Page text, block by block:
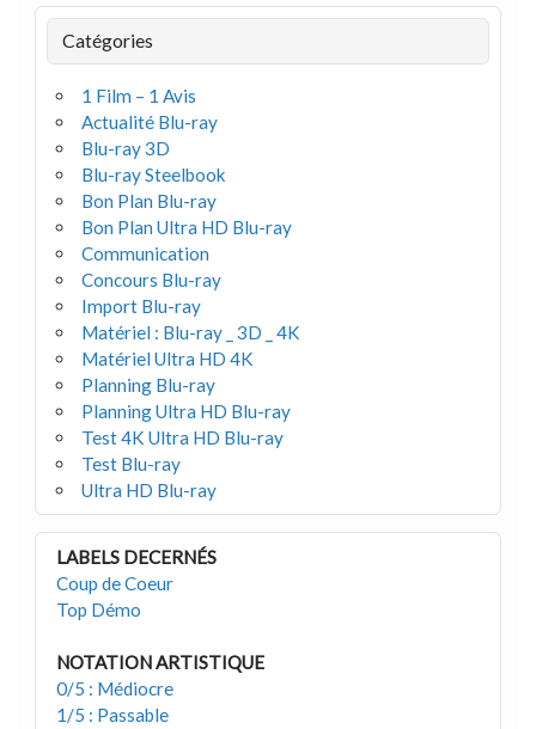
Catégories
1 Film – 1 Avis
Actualité Blu-ray
Blu-ray 3D
Blu-ray Steelbook
Bon Plan Blu-ray
Bon Plan Ultra HD Blu-ray
Communication
Concours Blu-ray
Import Blu-ray
Matériel : Blu-ray _ 3D _ 4K
Matériel Ultra HD 4K
Planning Blu-ray
Planning Ultra HD Blu-ray
Test 4K Ultra HD Blu-ray
Test Blu-ray
Ultra HD Blu-ray
LABELS DECERNÉS
Coup de Coeur
Top Démo
NOTATION ARTISTIQUE
0/5 : Médiocre
1/5 : Passable